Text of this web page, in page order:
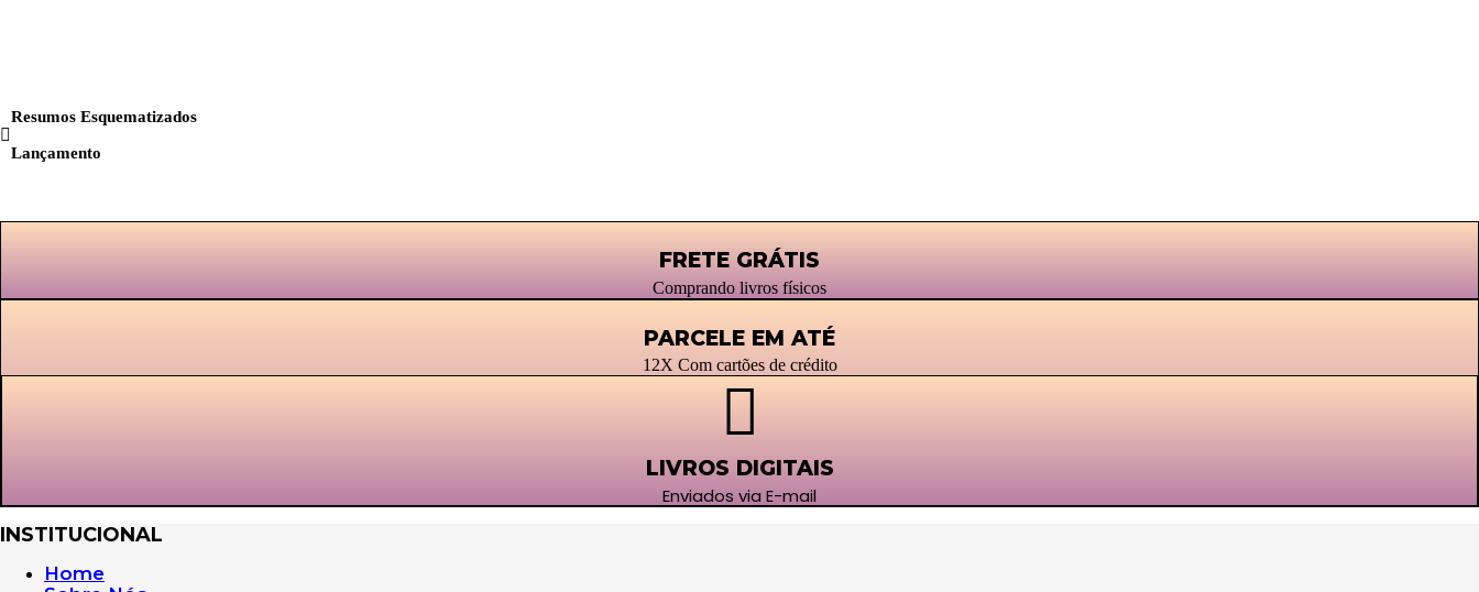
Resumos Esquematizados
Lançamento
FRETE GRÁTIS
Comprando livros físicos
PARCELE EM ATÉ
12X Com cartões de crédito
LIVROS DIGITAIS
Enviados via E-mail
INSTITUCIONAL
Home